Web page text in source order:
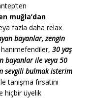
muğla’dan
fazla daha relax
bayanlar, zengin
30 yaş
bayanlar ile veya 50
sevgili bulmak isterim
fırsatını
hiçbir üyelik